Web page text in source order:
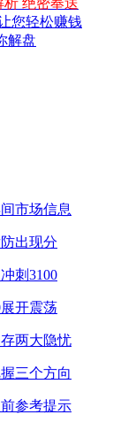
析 绝密奉送
您轻松赚钱
解盘
市场信息
出现分
刺3100
开震荡
两大隐忧
三个方向
参考提示